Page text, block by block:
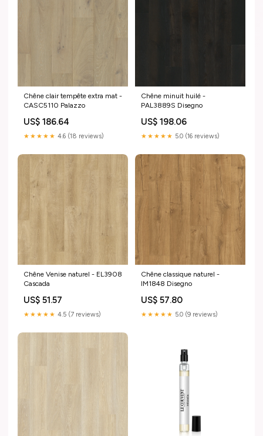
Chêne clair tempête extra mat -
CASC5110 Palazzo
US$ 186.64
★★★★★ 4.6 (18 reviews)
Chêne minuit huilé -
PAL3889S Disegno
US$ 198.06
★★★★★ 5.0 (16 reviews)
Chêne Venise naturel - EL3908
Cascada
US$ 51.57
★★★★★ 4.5 (7 reviews)
Chêne classique naturel -
IM1848 Disegno
US$ 57.80
★★★★★ 5.0 (9 reviews)